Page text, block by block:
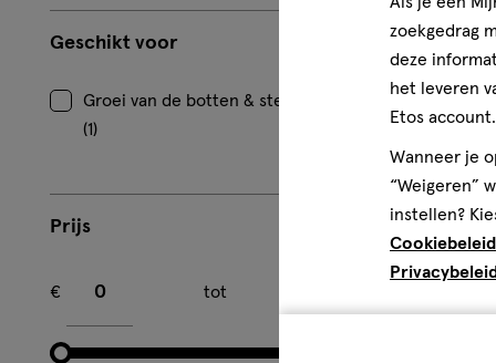
Geschikt voor
Groei van de botten & sterke tanden
(1)
Prijs
€
tot
aan
zoekgedrag
deze
het leveren
Etos account.
Wanneer je
“Weigeren”
instellen?
Cookiebeleid
Privacybeleid